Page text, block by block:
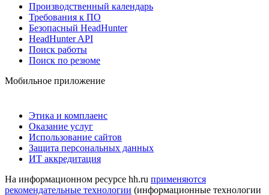
Производственный календарь
Требования к ПО
Безопасный HeadHunter
HeadHunter API
Поиск работы
Поиск по резюме
Мобильное приложение
Этика и комплаенс
Оказание услуг
Использование сайтов
Защита персональных данных
ИТ аккредитация
На информационном ресурсе hh.ru применяются
рекомендательные технологии (информационные технологии